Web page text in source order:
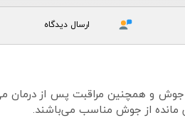
ارسال دیدگاه
و همچنین مراقبت پس از درمان
مانده از جوش مناسب می‌باشند.